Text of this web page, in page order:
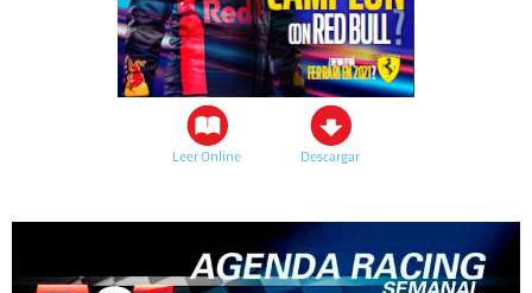
Leer Online Descargar